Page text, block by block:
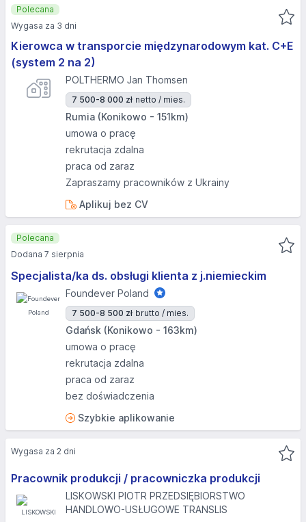
Kierowca w transporcie międzynarodowym kat. C+E
(system 2 na 2)
POLTHERMO Jan Thomsen
7 500-8 000 zł netto / mies.
Rumia (Konikowo - 151km)
umowa o pracę
rekrutacja zdalna
praca od zaraz
Zapraszamy pracowników z Ukrainy
Aplikuj bez CV
Polecana
Wygasa za 3 dni
Specjalista/ka ds. obsługi klienta z j.niemieckim
Foundever Poland
7 500-8 500 zł brutto / mies.
Gdańsk (Konikowo - 163km)
umowa o pracę
rekrutacja zdalna
praca od zaraz
bez doświadczenia
Szybkie aplikowanie
Polecana
Dodana 7 sierpnia
Pracownik produkcji / pracowniczka produkcji
LISKOWSKI PIOTR PRZEDSIĘBIORSTWO
HANDLOWO-USŁUGOWE TRANSLIS
Wygasa za 2 dni